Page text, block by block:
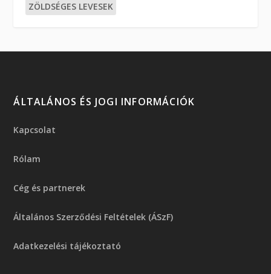
ZÖLDSÉGES LEVESEK
ÁLTALÁNOS ÉS JOGI INFORMÁCIÓK
Kapcsolat
Rólam
Cég és partnerek
Általános Szerződési Feltételek (ÁSzF)
Adatkezelési tájékoztató